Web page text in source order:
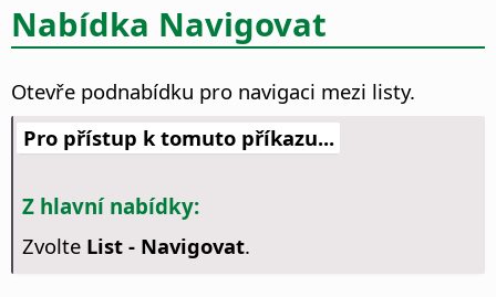
Nabídka Navigovat
Otevře podnabídku pro navigaci mezi listy.
Pro přístup k tomuto příkazu...
Z hlavní nabídky:
Zvolte List - Navigovat.